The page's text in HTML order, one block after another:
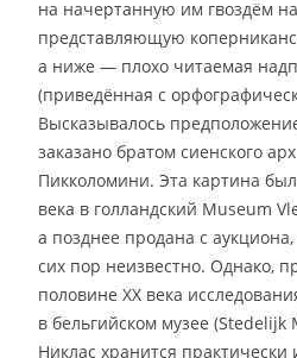
на начертанную им гвоздём
представляющую
а ниже — плохо читаемая
(приведённая с
Высказывалось
заказано братом сиенского
Пикколомини. Эта картина
века в голландский Museum
а позднее продана с
сих пор неизвестно. Однако,
половине XX века
в бельгийском музее (Stedelijk
Никлас хранится